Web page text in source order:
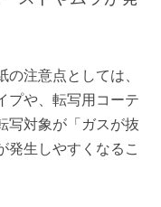
注意点としては、
プや、転写用コーテ
写対象が「ガスが抜
発生しやすくなるこ